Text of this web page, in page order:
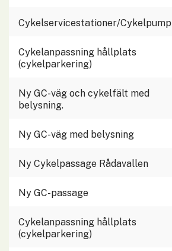
Cykelservicestationer/Cykelpump
Cykelanpassning hållplats
(cykelparkering)
Ny GC-väg och cykelfält med
belysning.
Ny GC-väg med belysning
Ny Cykelpassage Rådavallen
Ny GC-passage
Cykelanpassning hållplats
(cykelparkering)